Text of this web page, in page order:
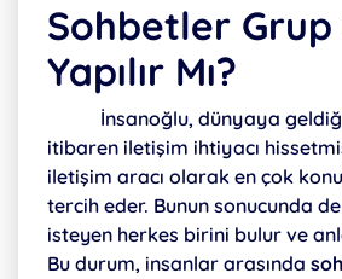
Sohbetler
Yapılır Mı?
İnsanoğlu, dünyaya geldiği
itibaren iletişim ihtiyacı
iletişim aracı olarak en çok
tercih eder. Bunun sonucunda
isteyen herkes birini bulur ve
Bu durum, insanlar arasında